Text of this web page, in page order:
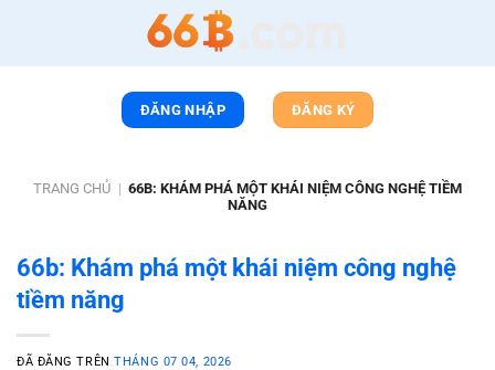
nội
ĐĂNG NHẬP ĐĂNG KÝ
TRANG CHỦ | 66B: KHÁM PHÁ MỘT KHÁI NIỆM CÔNG NGHỆ TIỀM
NĂNG
66b: Khám phá một khái niệm công nghệ
tiềm năng
ĐÃ ĐĂNG TRÊNTHÁNG 07 04, 2026